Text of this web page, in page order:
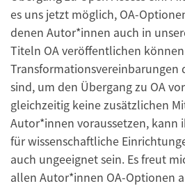
es uns jetzt möglich, OA-
denen Autor*innen auch in
Titeln OA veröffentlichen
Transformationsvereinbarungen
sind, um den Übergang zu OA
gleichzeitig keine zusätzlichen
Autor*innen voraussetzen,
für wissenschaftliche
auch ungeeignet sein. Es freut
allen Autor*innen OA-Optionen